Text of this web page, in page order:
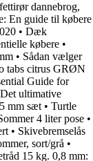
dannebrog,
En guide til købere
• Dæk
købere •
• Sådan vælger
tabs citrus GRØN
Guide for
ultimative
mm sæt • Turtle
4 liter pose •
• Skivebremselås
sort/grå •
15 kg. 0,8 mm: